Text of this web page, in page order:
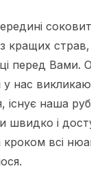
кращих
перед Вами.
у нас
існує наша
швидко і
кроком всі